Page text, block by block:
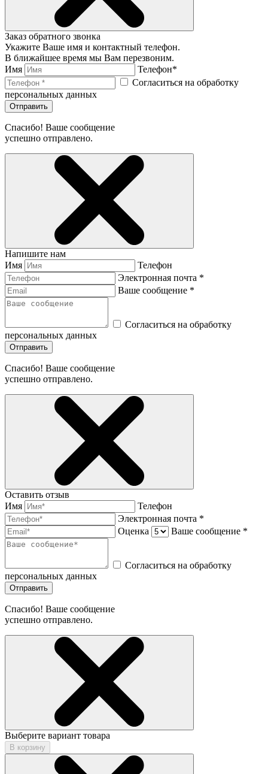
Заказ обратного звонка
Укажите Ваше имя и контактный телефон.
В ближайшее время мы Вам перезвоним.
Имя
Телефон*
Согласиться на обработку
персональных данных
Отправить
Спасибо! Ваше сообщение
успешно отправлено.
Напишите нам
Имя
Телефон
Электронная почта *
Ваше сообщение *
Согласиться на обработку
персональных данных
Отправить
Спасибо! Ваше сообщение
успешно отправлено.
Оставить отзыв
Имя
Телефон
Электронная почта *
Оценка
Ваше сообщение *
Согласиться на обработку
персональных данных
Отправить
Спасибо! Ваше сообщение
успешно отправлено.
Выберите вариант товара
В корзину